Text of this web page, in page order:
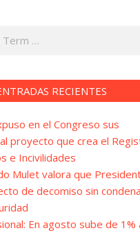
RECIENTES
en el Congreso sus
proyecto que crea el
e Incivilidades
Mulet valora que
de decomiso sin
En agosto sube de 1%